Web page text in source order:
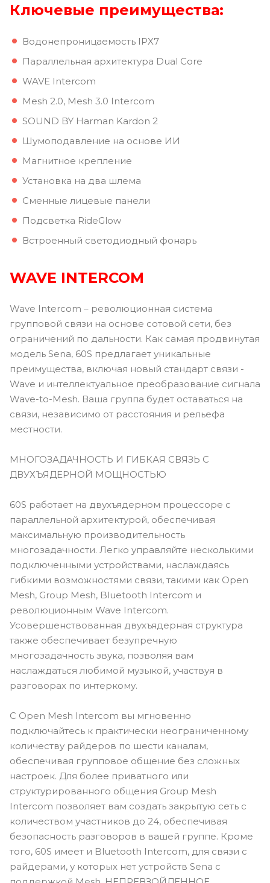
Ключевые преимущества:
Водонепроницаемость IPX7
Параллельная архитектура Dual Core
WAVE Intercom
Mesh 2.0, Mesh 3.0 Intercom
SOUND BY Harman Kardon 2
Шумоподавление на основе ИИ
Магнитное крепление
Установка на два шлема
Сменные лицевые панели
Подсветка RideGlow
Встроенный светодиодный фонарь
WAVE INTERCOM
Wave Intercom – революционная система
групповой связи на основе сотовой сети, без
ограничений по дальности. Как самая продвинутая
модель Sena, 60S предлагает уникальные
преимущества, включая новый стандарт связи -
Wave и интеллектуальное преобразование сигнала
Wave-to-Mesh. Ваша группа будет оставаться на
связи, независимо от расстояния и рельефа
местности.
МНОГОЗАДАЧНОСТЬ И ГИБКАЯ СВЯЗЬ С
ДВУХЪЯДЕРНОЙ МОЩНОСТЬЮ
60S работает на двухъядерном процессоре с
параллельной архитектурой, обеспечивая
максимальную производительность
многозадачности. Легко управляйте несколькими
подключенными устройствами, наслаждаясь
гибкими возможностями связи, такими как Open
Mesh, Group Mesh, Bluetooth Intercom и
революционным Wave Intercom.
Усовершенствованная двухъядерная структура
также обеспечивает безупречную
многозадачность звука, позволяя вам
наслаждаться любимой музыкой, участвуя в
разговорах по интеркому.
С Open Mesh Intercom вы мгновенно
подключайтесь к практически неограниченному
количеству райдеров по шести каналам,
обеспечивая групповое общение без сложных
настроек. Для более приватного или
структурированного общения Group Mesh
Intercom позволяет вам создать закрытую сеть с
количеством участников до 24, обеспечивая
безопасность разговоров в вашей группе. Кроме
того, 60S имеет и Bluetooth Intercom, для связи с
райдерами, у которых нет устройств Sena с